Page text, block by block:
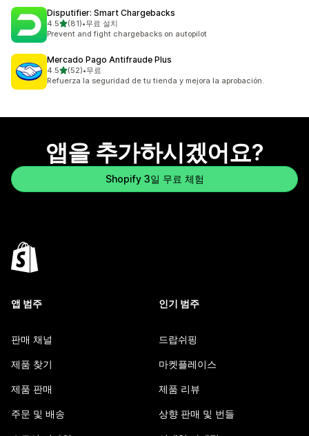
Disputifier: Smart Chargebacks
4.5별 5개 중
(81)
총 리뷰 81개
•무료 설치
Prevent and fight chargebacks on autopilot
Mercado Pago Antifraude Plus
4.5별 5개 중
(52)
총 리뷰 52개
•무료
Refuerza la seguridad de tu tienda y mejora la aprobación.
앱을 추가하시겠어요?
Shopify 3일 무료 체험
앱 범주
판매 채널
제품 찾기
제품 판매
주문 및 배송
인기 범주
드랍쉬핑
마켓플레이스
제품 리뷰
상향 판매 및 번들